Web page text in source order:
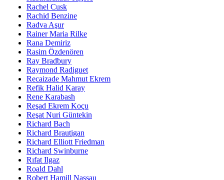
Rachel Cusk
Rachid Benzine
Radva Aşur
Rainer Maria Rilke
Rana Demiriz
Rasim Özdenören
Ray Bradbury
Raymond Radiguet
Recaizade Mahmut Ekrem
Refik Halid Karay
Rene Karabash
Reşad Ekrem Koçu
Reşat Nuri Güntekin
Richard Bach
Richard Brautigan
Richard Elliott Friedman
Richard Swinburne
Rıfat Ilgaz
Roald Dahl
Robert Hamill Nassau